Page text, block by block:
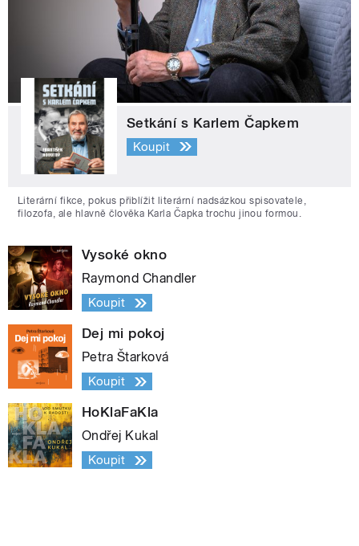
Setkání s Karlem Čapkem
Koupit
Literární fikce, pokus přiblížit literární nadsázkou spisovatele,
filozofa, ale hlavně člověka Karla Čapka trochu jinou formou.
Vysoké okno
Raymond Chandler
Koupit
Dej mi pokoj
Petra Štarková
Koupit
HoKlaFaKla
Ondřej Kukal
Koupit